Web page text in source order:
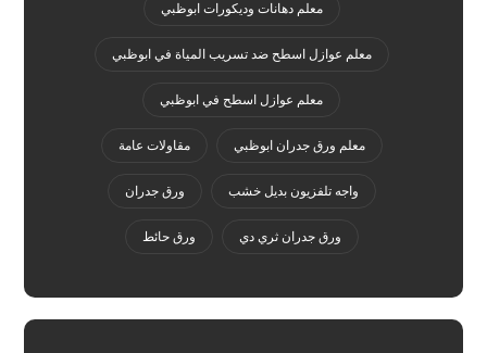
معلم دهانات وديكورات ابوظبي
معلم عوازل اسطح ضد تسريب المياة في ابوظبي
معلم عوازل اسطح في ابوظبي
معلم ورق جدران ابوظبي مقاولات عامة
واجه تلفزيون بديل خشب ورق جدران
ورق جدران ثري دي ورق حائط